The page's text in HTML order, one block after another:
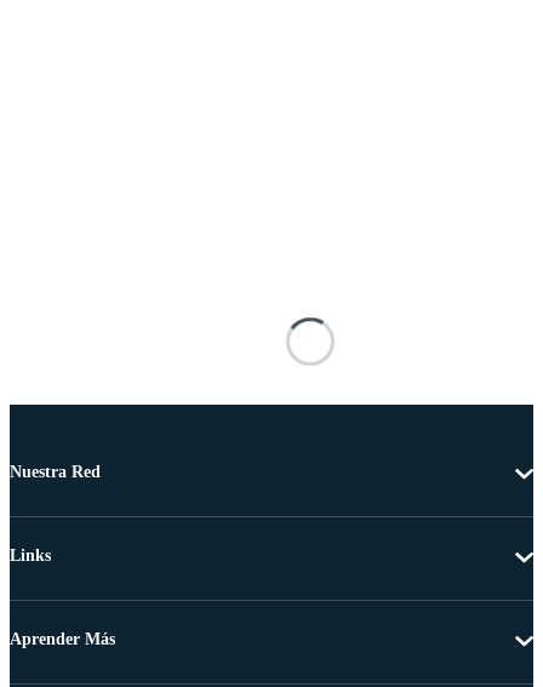
Nuestra Red
Links
Aprender Más